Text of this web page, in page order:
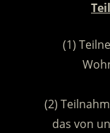
(1)
(2)
das von